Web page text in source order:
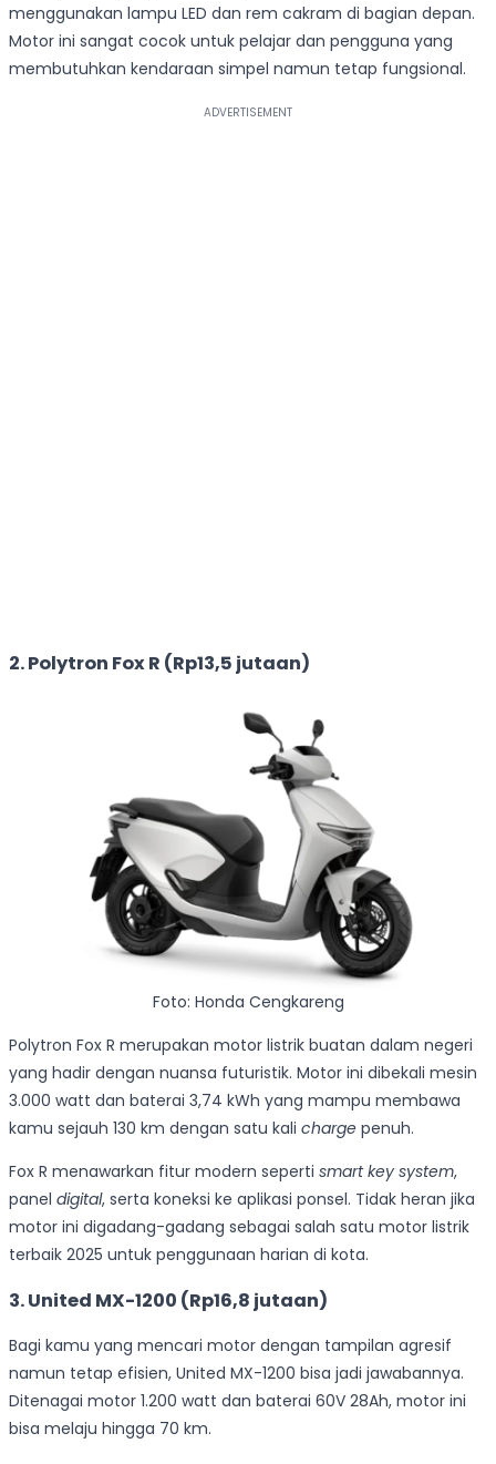
menggunakan lampu LED dan rem cakram di bagian depan.
Motor ini sangat cocok untuk pelajar dan pengguna yang
membutuhkan kendaraan simpel namun tetap fungsional.
2. Polytron Fox R (Rp13,5 jutaan)
Foto: Honda Cengkareng
Polytron Fox R merupakan motor listrik buatan dalam negeri
yang hadir dengan nuansa futuristik. Motor ini dibekali mesin
3.000 watt dan baterai 3,74 kWh yang mampu membawa
kamu sejauh 130 km dengan satu kali charge penuh.
Fox R menawarkan fitur modern seperti smart key system,
panel digital, serta koneksi ke aplikasi ponsel. Tidak heran jika
motor ini digadang-gadang sebagai salah satu motor listrik
terbaik 2025 untuk penggunaan harian di kota.
3. United MX-1200 (Rp16,8 jutaan)
Bagi kamu yang mencari motor dengan tampilan agresif
namun tetap efisien, United MX-1200 bisa jadi jawabannya.
Ditenagai motor 1.200 watt dan baterai 60V 28Ah, motor ini
bisa melaju hingga 70 km.